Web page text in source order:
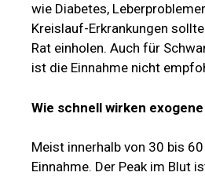
wie Diabetes,
Kreislauf-Erkrankungen
Rat einholen. Auch für
ist die Einnahme nicht
Wie schnell wirken
Meist innerhalb von 30 bis
Einnahme. Der Peak im Blut